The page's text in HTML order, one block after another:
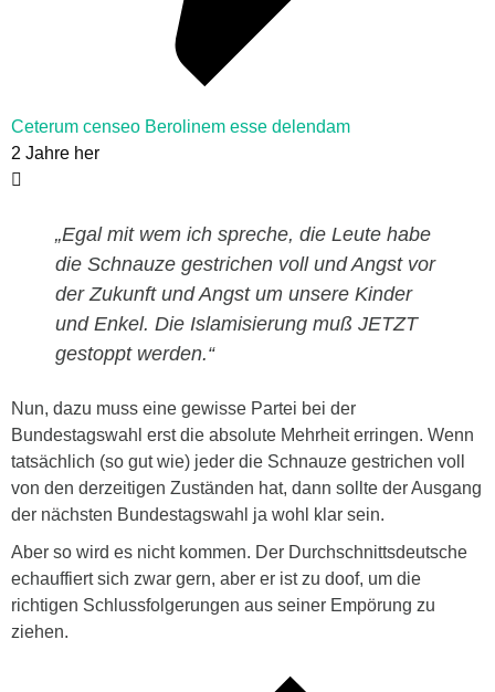
Ceterum censeo Berolinem esse delendam
2 Jahre her
„Egal mit wem ich spreche, die Leute habe
die Schnauze gestrichen voll und Angst vor
der Zukunft und Angst um unsere Kinder
und Enkel. Die Islamisierung muß JETZT
gestoppt werden.“
Nun, dazu muss eine gewisse Partei bei der
Bundestagswahl erst die absolute Mehrheit erringen. Wenn
tatsächlich (so gut wie) jeder die Schnauze gestrichen voll
von den derzeitigen Zuständen hat, dann sollte der Ausgang
der nächsten Bundestagswahl ja wohl klar sein.
Aber so wird es nicht kommen. Der Durchschnittsdeutsche
echauffiert sich zwar gern, aber er ist zu doof, um die
richtigen Schlussfolgerungen aus seiner Empörung zu
ziehen.